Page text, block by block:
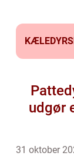
udgør
31 oktober